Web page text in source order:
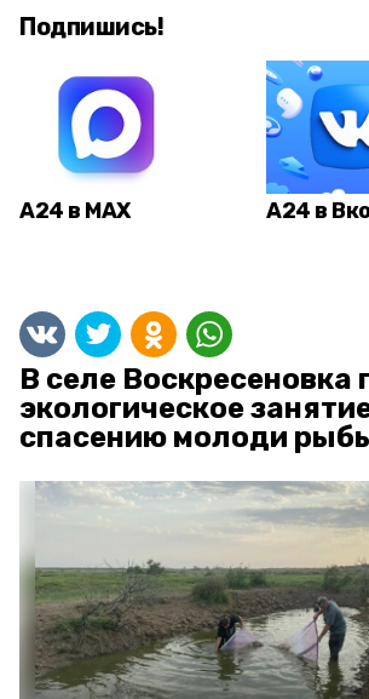
Подпишись!
А24 в MAX А24 в
В селе Воскресеновка
экологическое
спасению молоди